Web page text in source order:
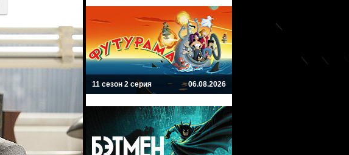
11 сезон 2 серия 06.08.2026